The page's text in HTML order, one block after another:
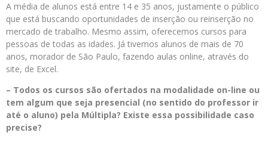
A média de alunos está entre 14 e 35 anos, justamente o público
que está buscando oportunidades de inserção ou reinserção no
mercado de trabalho. Mesmo assim, oferecemos cursos para
pessoas de todas as idades. Já tivemos alunos de mais de 70
anos, morador de São Paulo, fazendo aulas online, através do
site, de Excel.
– Todos os cursos são ofertados na modalidade on-line ou
tem algum que seja presencial (no sentido do professor ir
até o aluno) pela Múltipla? Existe essa possibilidade caso
precise?